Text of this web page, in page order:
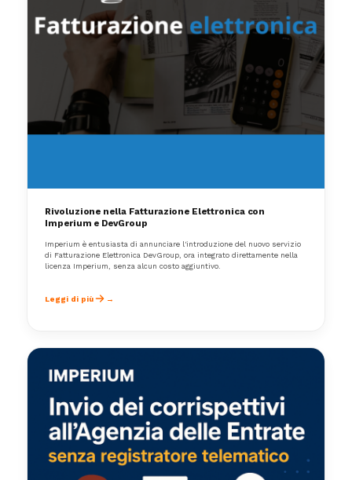
Rivoluzione nella Fatturazione Elettronica con
Imperium e DevGroup
Imperium è entusiasta di annunciare l'introduzione del nuovo servizio
di Fatturazione Elettronica DevGroup, ora integrato direttamente nella
licenza Imperium, senza alcun costo aggiuntivo.
Leggi di più